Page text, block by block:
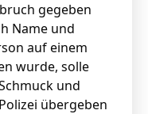
gegeben
Name und
auf einem
wurde, solle
und
übergeben